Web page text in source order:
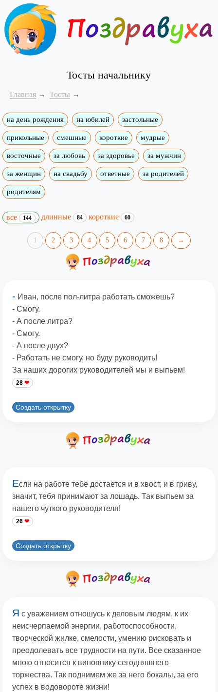
Тосты начальнику
Главная Тосты
на день рождения на юбилей застольные
прикольные смешные короткие мудрые
восточные за любовь за здоровье за мужчин
за женщин на свадьбу ответные за родителей
родителям
все 144 длинные 84 короткие 60
1 2 3 4 5 6 7 8 →
- Иван, после пол-литра работать сможешь?
- Смогу.
- А после литра?
- Смогу.
- А после двух?
- Работать не смогу, но буду руководить!
За наших дорогих руководителей мы и выпьем!
28
Создать открытку
Если на работе тебе достается и в хвост, и в гриву,
значит, тебя принимают за лошадь. Так выпьем за
нашего чуткого руководителя!
26
Создать открытку
Я с уважением отношусь к деловым людям, к их
неисчерпаемой энергии, работоспособности,
творческой жилке, смелости, умению рисковать и
преодолевать все трудности на пути. Все сказанное
мною относится к виновнику сегодняшнего
торжества. Так поднимем же за него бокалы, за его
успех в водовороте жизни!